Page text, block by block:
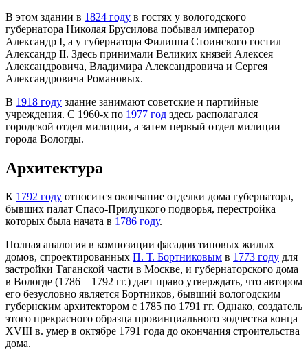
В этом здании в 1824 году в гостях у вологодского
губернатора Николая Брусилова побывал император
Александр I, а у губернатора Филиппа Стоинского гостил
Александр II. Здесь принимали Великих князей Алексея
Александровича, Владимира Александровича и Сергея
Александровича Романовых.
В 1918 году здание занимают советские и партийные
учреждения. С 1960-х по 1977 год здесь располагался
городской отдел милиции, а затем первый отдел милиции
города Вологды.
Архитектура
К 1792 году относится окончание отделки дома губернатора,
бывших палат Спасо-Прилуцкого подворья, перестройка
которых была начата в 1786 году.
Полная аналогия в композиции фасадов типовых жилых
домов, спроектированных П. Т. Бортниковым в 1773 году для
застройки Таганской части в Москве, и губернаторского дома
в Вологде (1786 – 1792 гг.) дает право утверждать, что автором
его безусловно является Бортников, бывший вологодским
губернским архитектором с 1785 по 1791 гг. Однако, создатель
этого прекрасного образца провинциального зодчества конца
XVIII в. умер в октябре 1791 года до окончания строительства
дома.